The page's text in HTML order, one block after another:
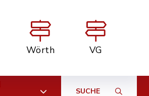
Wörth VG
SUCHE